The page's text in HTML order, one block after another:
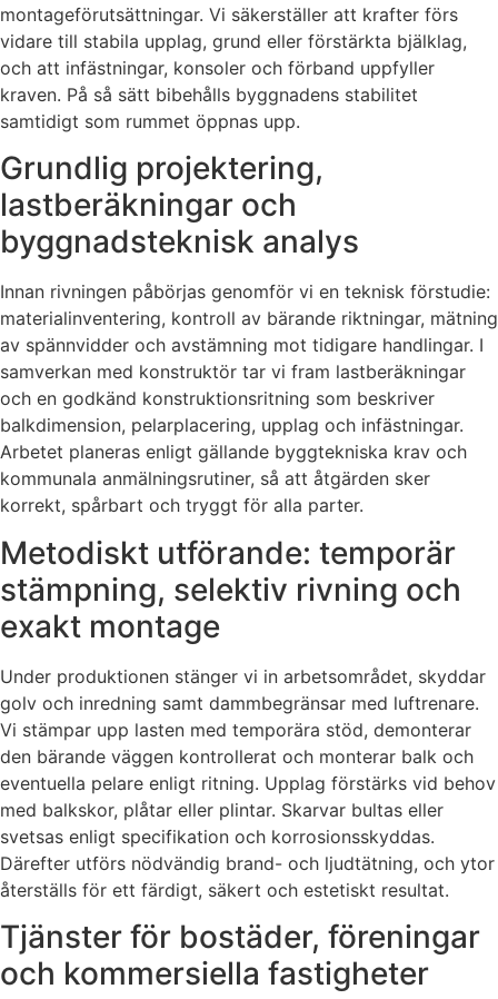
montageförutsättningar. Vi säkerställer att krafter förs
vidare till stabila upplag, grund eller förstärkta bjälklag,
och att infästningar, konsoler och förband uppfyller
kraven. På så sätt bibehålls byggnadens stabilitet
samtidigt som rummet öppnas upp.
Grundlig projektering,
lastberäkningar och
byggnadsteknisk analys
Innan rivningen påbörjas genomför vi en teknisk förstudie:
materialinventering, kontroll av bärande riktningar, mätning
av spännvidder och avstämning mot tidigare handlingar. I
samverkan med konstruktör tar vi fram lastberäkningar
och en godkänd konstruktionsritning som beskriver
balkdimension, pelarplacering, upplag och infästningar.
Arbetet planeras enligt gällande byggtekniska krav och
kommunala anmälningsrutiner, så att åtgärden sker
korrekt, spårbart och tryggt för alla parter.
Metodiskt utförande: temporär
stämpning, selektiv rivning och
exakt montage
Under produktionen stänger vi in arbetsområdet, skyddar
golv och inredning samt dammbegränsar med luftrenare.
Vi stämpar upp lasten med temporära stöd, demonterar
den bärande väggen kontrollerat och monterar balk och
eventuella pelare enligt ritning. Upplag förstärks vid behov
med balkskor, plåtar eller plintar. Skarvar bultas eller
svetsas enligt specifikation och korrosionsskyddas.
Därefter utförs nödvändig brand- och ljudtätning, och ytor
återställs för ett färdigt, säkert och estetiskt resultat.
Tjänster för bostäder, föreningar
och kommersiella fastigheter